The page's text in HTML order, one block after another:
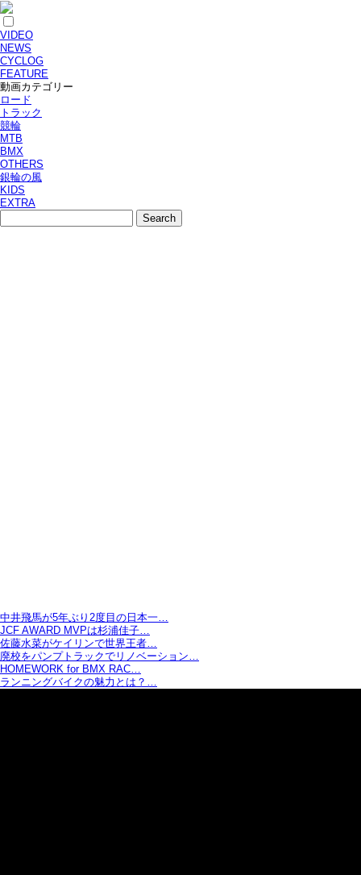
VIDEO
NEWS
CYCLOG
FEATURE
動画カテゴリー
ロード
トラック
競輪
MTB
BMX
OTHERS
銀輪の風
KIDS
EXTRA
中井飛馬が5年ぶり2度目の日本一…
JCF AWARD MVPは杉浦佳子…
佐藤水菜がケイリンで世界王者…
廃校をパンプトラックでリノベーション…
HOMEWORK for BMX RAC…
ランニングバイクの魅力とは？…